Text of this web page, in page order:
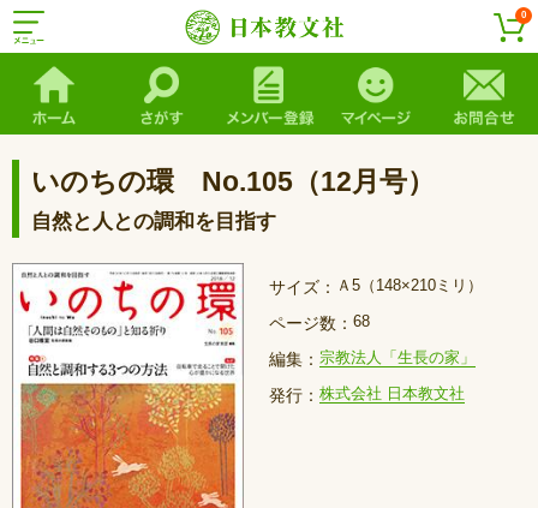
0
いのちの環 No.105（12月号）
自然と人との調和を目指す
サイズ： Ａ5（148×210ミリ）
ページ数： 68
編集： 宗教法人「生長の家」
発行： 株式会社 日本教文社